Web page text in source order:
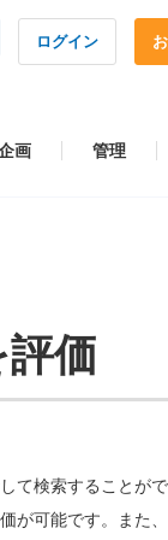
ログイン
画 管理
価
て検索することが
が可能です。また